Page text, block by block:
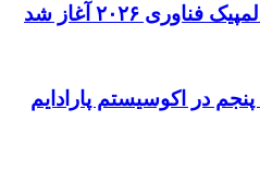
۲۰۲۶ آغاز شد
در اکوسیستم پارادایم